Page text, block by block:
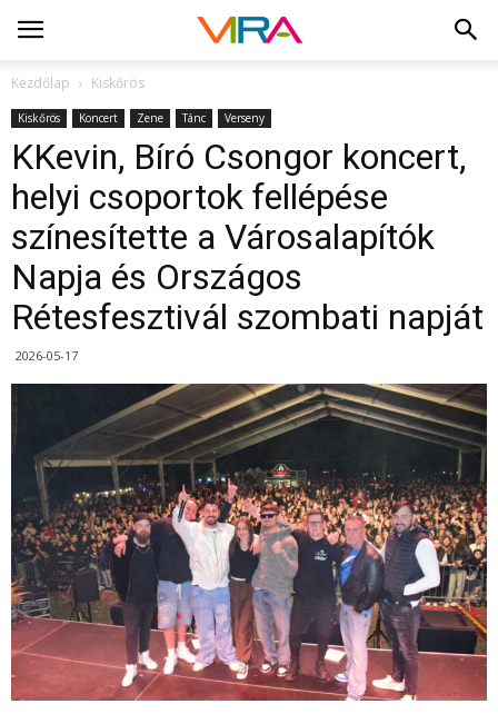
Kezdőlap Kiskőrös
Kiskőrös Koncert Zene Tánc Verseny
KKevin, Bíró Csongor koncert,
helyi csoportok fellépése
színesítette a Városalapítók
Napja és Országos
Rétesfesztivál szombati napját
2026-05-17